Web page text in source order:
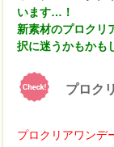
います…！
新素材のプロクリ
択に迷うかもかも
プロク
プロクリアワンデ